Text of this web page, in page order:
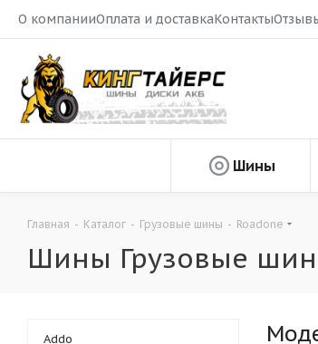
О компанииОплата и доставкаКонтакты
Шины
Главная - Каталог - Грузовые шины - Roadone
Шины Грузовые
Addo